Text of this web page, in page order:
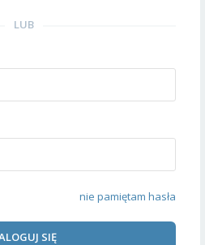
LUB
nie pamiętam hasła
SIĘ